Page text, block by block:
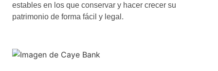
estables en los que conservar y hacer crecer su
patrimonio de forma fácil y legal.